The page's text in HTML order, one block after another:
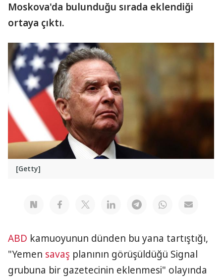
Moskova'da bulunduğu sırada eklendiği
ortaya çıktı.
[Getty]
ABD kamuoyunun dünden bu yana tartıştığı,
"Yemen savaş planının görüşüldüğü Signal
grubuna bir gazetecinin eklenmesi" olayında